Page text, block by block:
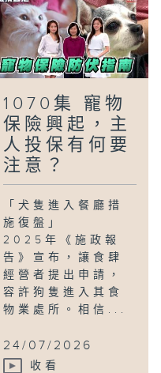
1070集 寵物
保險興起，主
人投保有何要
注意？
「犬隻進入餐廳措
施復盤」
2025年《施政報
告》宣布，讓食肆
經營者提出申請，
容許狗隻進入其食
物業處所。相信...
24/07/2026
收看